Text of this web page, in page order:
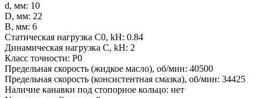
d, мм: 10
D, мм: 22
B, мм: 6
Статическая нагрузка C0, kН: 0.84
Динамическая нагрузка C, kН: 2
Класс точности: P0
Предельная скорость (жидкое масло), об/мин: 40500
Предельная скорость (консистентная смазка), об/мин: 34425
Наличие канавки под стопорное кольцо: нет